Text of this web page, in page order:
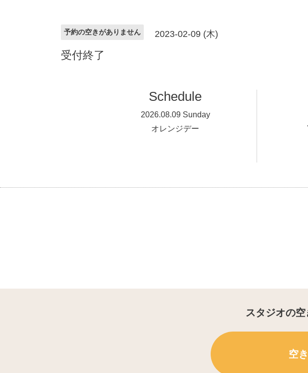
予約の空きがありません 2023-02-09 (木)
受付終了
Schedule
2026.08.09 Sunday
オレンジデー
スタジオの空
空